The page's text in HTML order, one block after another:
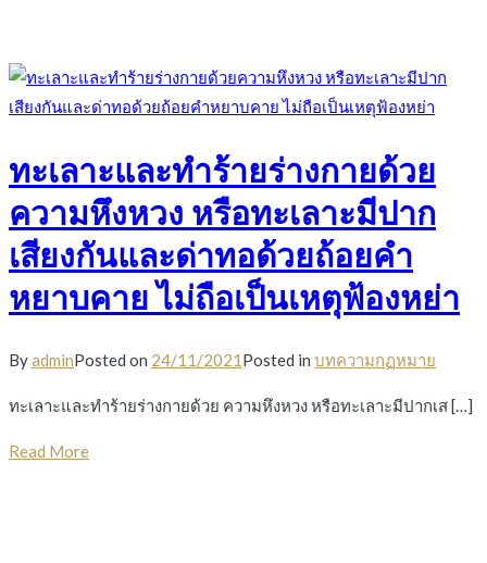
ทะเลาะและทำร้ายร่างกายด้วย
ความหึงหวง หรือทะเลาะมีปาก
เสียงกันและด่าทอด้วยถ้อยคำ
หยาบคาย ไม่ถือเป็นเหตุฟ้องหย่า
ByadminPosted on 24/11/2021Posted in บทความกฏหมาย
ทะเลาะและทำร้ายร่างกายด้วย ความหึงหวง หรือทะเลาะมีปากเส […]
Read More